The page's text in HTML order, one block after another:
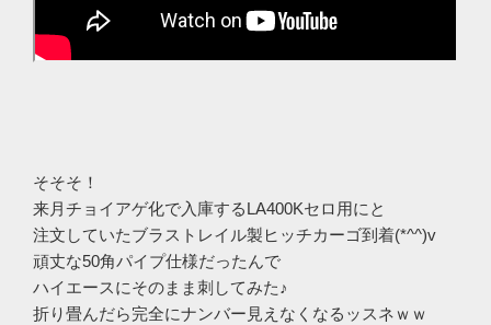
そそそ！
来月チョイアゲ化で入庫するLA400Kセロ用にと
注文していたブラストレイル製ヒッチカーゴ到着(*^^)v
頑丈な50角パイプ仕様だったんで
ハイエースにそのまま刺してみた♪
折り畳んだら完全にナンバー見えなくなるッスネｗｗ